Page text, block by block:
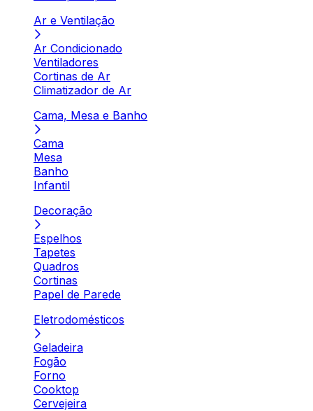
Ar e Ventilação
Ar Condicionado
Ventiladores
Cortinas de Ar
Climatizador de Ar
Cama, Mesa e Banho
Cama
Mesa
Banho
Infantil
Decoração
Espelhos
Tapetes
Quadros
Cortinas
Papel de Parede
Eletrodomésticos
Geladeira
Fogão
Forno
Cooktop
Cervejeira